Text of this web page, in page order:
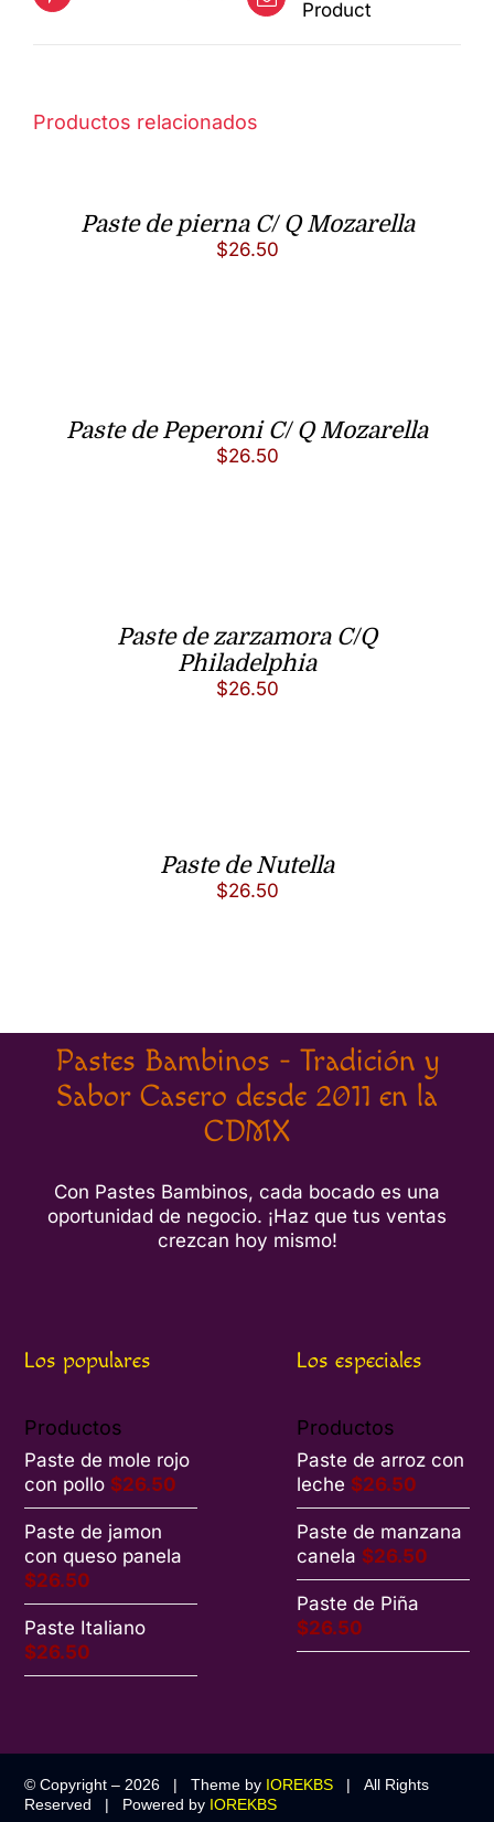
Product
Productos relacionados
Paste de pierna C/ Q Mozarella
$26.50
Paste de Peperoni C/ Q Mozarella
$26.50
Paste de zarzamora C/Q
Philadelphia
$26.50
Paste de Nutella
$26.50
Pastes Bambinos - Tradición y
Sabor Casero desde 2011 en la
CDMX
Con Pastes Bambinos, cada bocado es una
oportunidad de negocio. ¡Haz que tus ventas
crezcan hoy mismo!
Los populares
Productos
Paste de mole rojo
con pollo $26.50
Paste de jamon
con queso panela
$26.50
Paste Italiano
$26.50
Los especiales
Productos
Paste de arroz con
leche $26.50
Paste de manzana
canela $26.50
Paste de Piña
$26.50
© Copyright –2026 | Theme by IOREKBS
| All Rights
Reserved | Powered by IOREKBS